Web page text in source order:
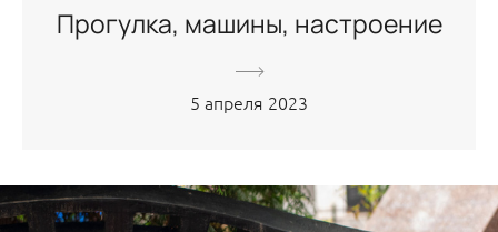
Прогулка, машины, настроение
5 апреля 2023